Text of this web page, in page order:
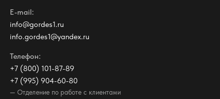
E-mail:
info@gordes1.ru
info.gordes1@yandex.ru
Телефон:
+7 (800) 101-87-89
+7 (995) 904-60-80
— Отделение по работе с клиентами